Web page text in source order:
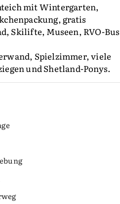
mit Wintergarten,
gratis
Skilifte, Museen, RVO-Bus
Spielzimmer, viele
und Shetland-Ponys.